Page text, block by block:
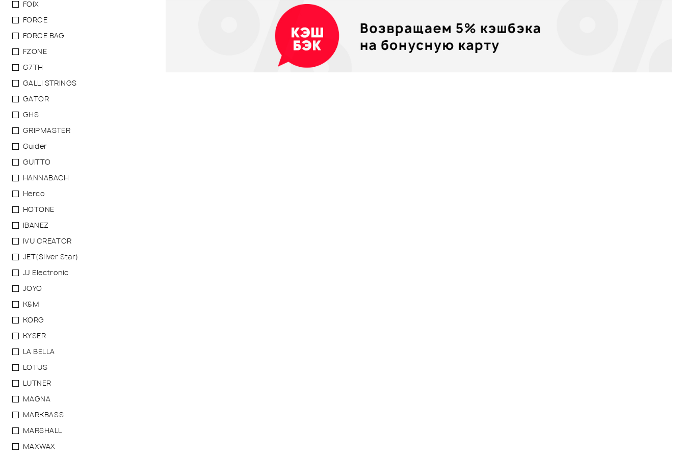
FOIX
FORCE
FORCE BAG
FZONE
G7TH
GALLI STRINGS
GATOR
GHS
GRIPMASTER
Guider
GUITTO
HANNABACH
Herco
HOTONE
IBANEZ
IVU CREATOR
JET(Silver Star)
JJ Electronic
JOYO
K&M
KORG
KYSER
LA BELLA
LOTUS
LUTNER
MAGNA
MARKBASS
MARSHALL
MAXWAX